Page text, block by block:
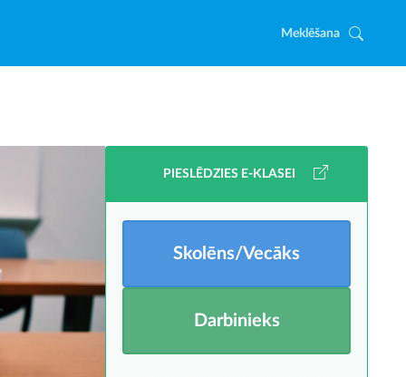
Meklēšana
PIESLĒDZIES E-KLASEI
Skolēns/Vecāks
Darbinieks